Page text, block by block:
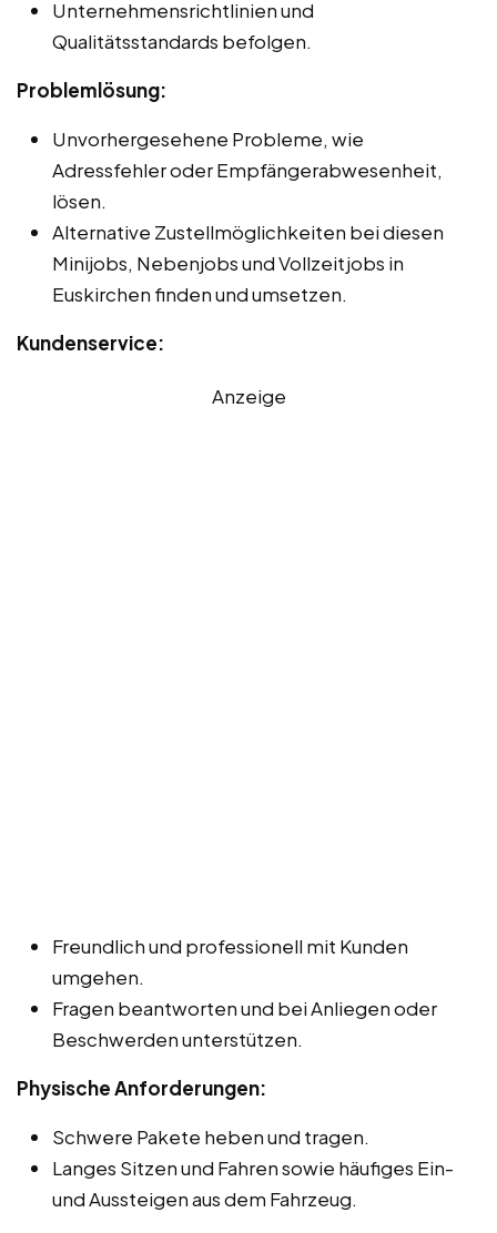
Unternehmensrichtlinien und
Qualitätsstandards befolgen.
Problemlösung:
Unvorhergesehene Probleme, wie
Adressfehler oder Empfängerabwesenheit,
lösen.
Alternative Zustellmöglichkeiten bei diesen
Minijobs, Nebenjobs und Vollzeitjobs in
Euskirchen finden und umsetzen.
Kundenservice:
Anzeige
Freundlich und professionell mit Kunden
umgehen.
Fragen beantworten und bei Anliegen oder
Beschwerden unterstützen.
Physische Anforderungen:
Schwere Pakete heben und tragen.
Langes Sitzen und Fahren sowie häufiges Ein-
und Aussteigen aus dem Fahrzeug.